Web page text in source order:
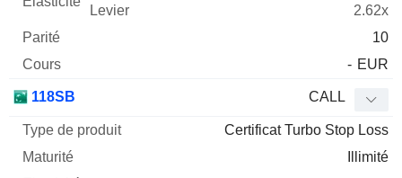
2.62x
10
- EUR
118SB CALL
Certificat Turbo Stop Loss
Illimité